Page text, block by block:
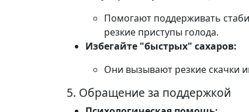
Помогают поддерживать
резкие приступы голода.
Избегайте "быстрых" сахаров:
Они вызывают резкие скачки
5. Обращение за поддержкой